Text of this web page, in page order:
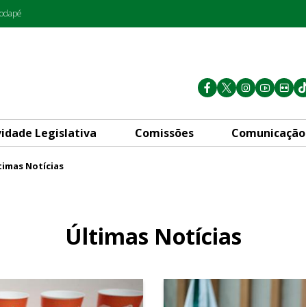
Legislativa Comissões Comunicação
Notícias
Últimas Notícias